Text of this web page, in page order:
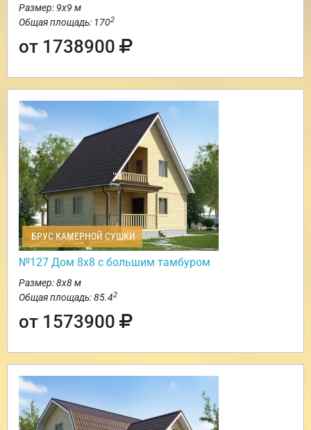
Размер: 9х9 м
Общая площадь: 1702
от 1738900
БРУС КАМЕРНОЙ СУШКИ
№127 Дом 8х8 с большим тамбуром
Размер: 8х8 м
Общая площадь: 85.42
от 1573900